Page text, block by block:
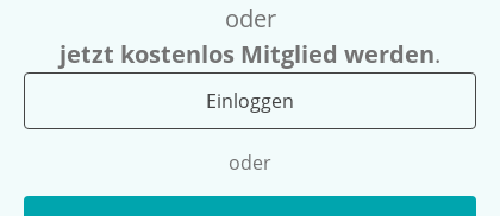
oder
jetzt kostenlos Mitglied werden.
Einloggen
oder